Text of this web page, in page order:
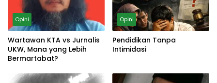
Opini
Wartawan KTA vs Jurnalis
UKW, Mana yang Lebih
Bermartabat?
Opini
Pendidikan Tanpa
Intimidasi